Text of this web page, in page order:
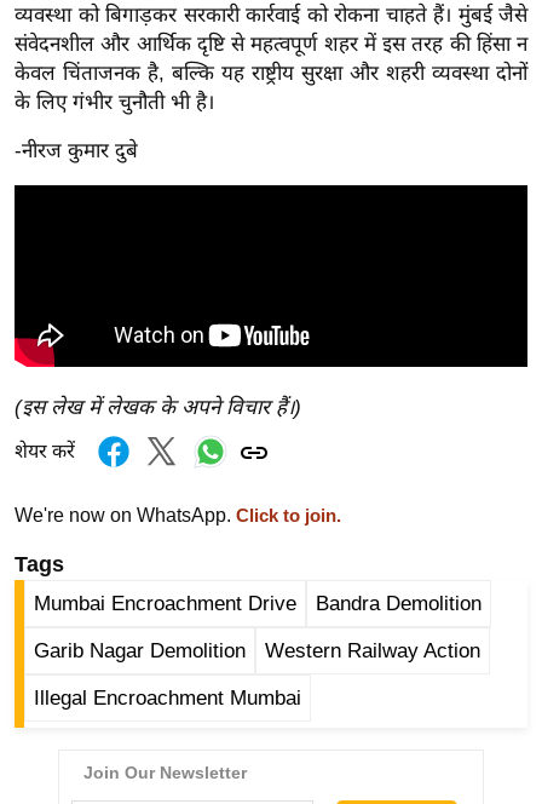
क्षा
B
r
e
a
e
w
s
स्टा
इ
ल
क्नॉ
लॉ
व्यवस्था को बिगाड़कर सरकारी कार्रवाई को रोकना चाहते हैं। मुंबई जैसे
संवेदनशील और आर्थिक दृष्टि से महत्वपूर्ण शहर में इस तरह की हिंसा न
केवल चिंताजनक है, बल्कि यह राष्ट्रीय सुरक्षा और शहरी व्यवस्था दोनों
के लिए गंभीर चुनौती भी है।
-नीरज कुमार दुबे
(इस लेख में लेखक के अपने विचार हैं।)
शेयर करें
We're now on WhatsApp. Click to join.
Tags
Mumbai Encroachment Drive Bandra Demolition
Garib Nagar Demolition Western Railway Action
Illegal Encroachment Mumbai